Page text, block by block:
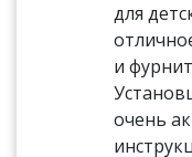
для
и
очень